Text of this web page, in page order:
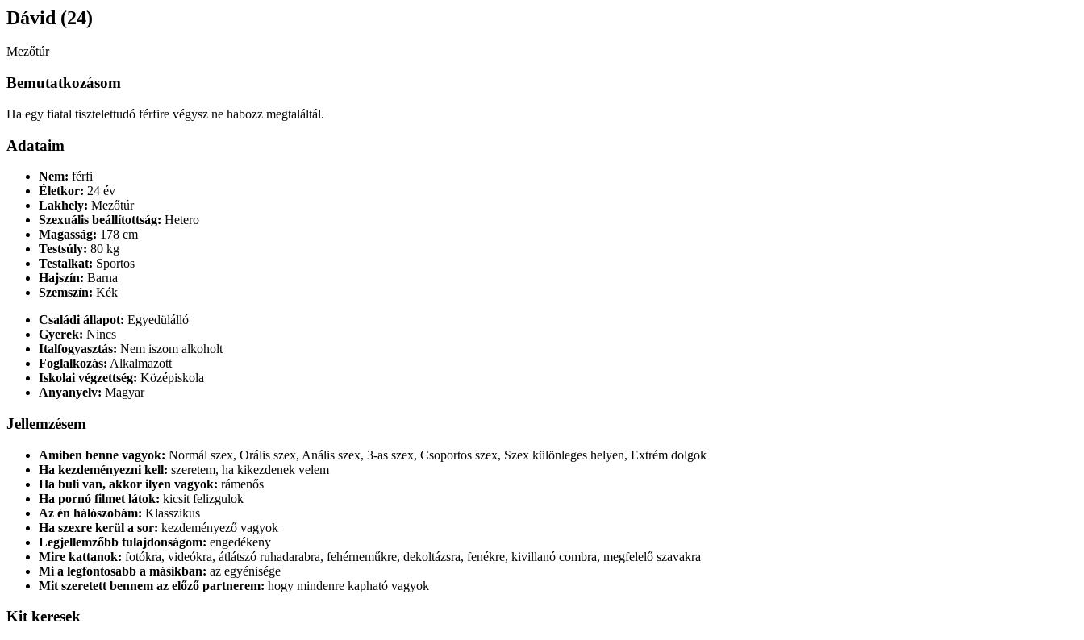
Dávid (24)
Mezőtúr
Bemutatkozásom
Ha egy fiatal tisztelettudó férfire végysz ne habozz megtaláltál.
Adataim
Nem: férfi
Életkor: 24 év
Lakhely: Mezőtúr
Szexuális beállítottság: Hetero
Magasság: 178 cm
Testsúly: 80 kg
Testalkat: Sportos
Hajszín: Barna
Szemszín: Kék
Családi állapot: Egyedülálló
Gyerek: Nincs
Italfogyasztás: Nem iszom alkoholt
Foglalkozás: Alkalmazott
Iskolai végzettség: Középiskola
Anyanyelv: Magyar
Jellemzésem
Amiben benne vagyok: Normál szex, Orális szex, Anális szex, 3-as szex, Csoportos szex, Szex különleges helyen, Extrém dolgok
Ha kezdeményezni kell: szeretem, ha kikezdenek velem
Ha buli van, akkor ilyen vagyok: rámenős
Ha pornó filmet látok: kicsit felizgulok
Az én hálószobám: Klasszikus
Ha szexre kerül a sor: kezdeményező vagyok
Legjellemzőbb tulajdonságom: engedékeny
Mire kattanok: fotókra, videókra, átlátszó ruhadarabra, fehérneműkre, dekoltázsra, fenékre, kivillanó combra, megfelelő szavakra
Mi a legfontosabb a másikban: az egyénisége
Mit szeretett bennem az előző partnerem: hogy mindenre kapható vagyok
Kit keresek